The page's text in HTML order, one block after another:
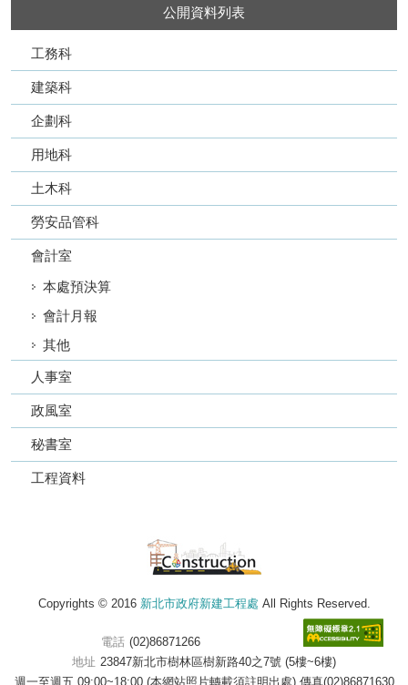
公開資料列表
工務科
建築科
企劃科
用地科
土木科
勞安品管科
會計室
本處預決算
會計月報
其他
人事室
政風室
秘書室
工程資料
Copyrights © 2016 新北市政府新建工程處 All Rights Reserved.
電話 (02)86871266
地址 23847新北市樹林區樹新路40之7號 (5樓~6樓)
週一至週五 09:00~18:00 (本網站照片轉載須註明出處) 傳真(02)86871630